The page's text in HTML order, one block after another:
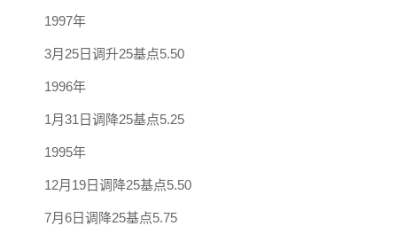
1997年
3月25日调升25基点5.50
1996年
1月31日调降25基点5.25
1995年
12月19日调降25基点5.50
7月6日调降25基点5.75